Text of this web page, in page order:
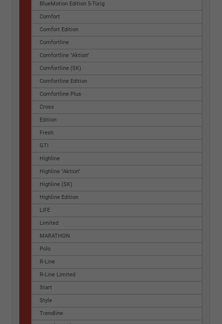
BlueMotion Edition 5-Türig
Comfort
Comfort Edition
Comfortline
Comfortline "Aktion"
Comfortline (SK)
Comfortline Edition
Comfortline Plus
Cross
Edition
Fresh
GTI
Highline
Highline "Aktion"
Highline (SK)
Highline Edition
LIFE
Limited
MARATHON
Polo
R-Line
R-Line Limited
Start
Style
Trendline